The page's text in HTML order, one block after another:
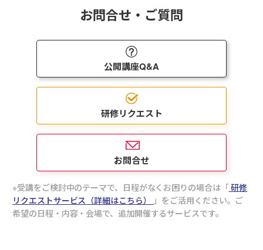
お問合せ・ご質問
公開講座Q&A
研修リクエスト
お問合せ
受講をご検討中のテーマで、日程がなくお困りの場合は「研修
リクエストサービス（詳細はこちら）
」をご活用ください。ご
希望の日程・内容・会場で、追加開催するサービスです。